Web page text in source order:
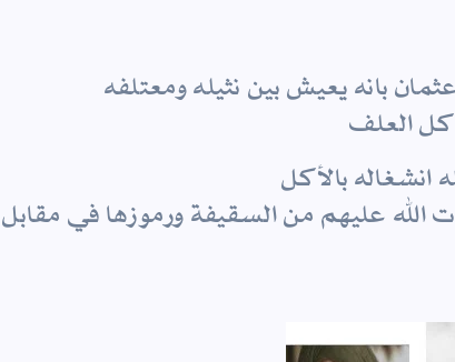
بانه يعيش بين نثيله ومعتلفه
العلف
بالأكل
الله عليهم من السقيفة ورموزها في مقابل